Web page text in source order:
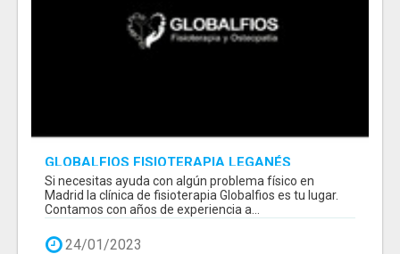
GLOBALFIOS FISIOTERAPIA LEGANÉS
Si necesitas ayuda con algún problema físico en
Madrid la clínica de fisioterapia Globalfios es tu lugar.
Contamos con años de experiencia a...
24/01/2023